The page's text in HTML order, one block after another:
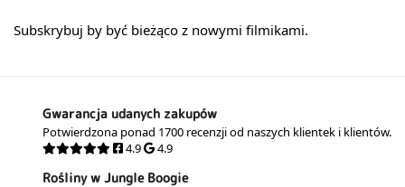
Subskrybuj by być bieżąco z nowymi filmikami.
Gwarancja udanych zakupów
Potwierdzona ponad 1700 recenzji od naszych klientek i klientów.
4.9
4.9
Rośliny w Jungle Boogie